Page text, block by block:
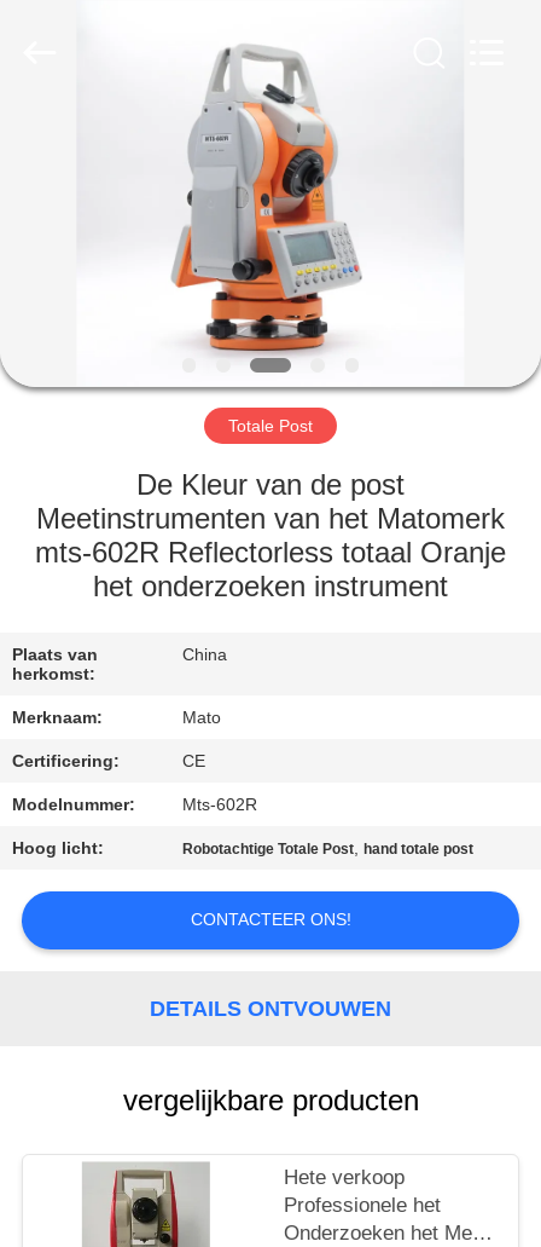
PRODUCTEN
ONGEVEER
FABRIEKSREIS
KWALITEITSCONTROLE
CONTACTEER
VERZOEK
OM EEN
SITEMAP
PRIVACY
POLICY
Totale Post
De Kleur van de post
Meetinstrumenten van het Matomerk
mts-602R Reflectorless totaal Oranje
het onderzoeken instrument
Plaats van
herkomst:
China
Merknaam: Mato
Certificering: CE
Modelnummer: Mts-602R
Hoog licht: Robotachtige Totale Post,hand totale post
CONTACTEER ONS!
DETAILS ONTVOUWEN
vergelijkbare producten
Hete verkoop
Professionele het
Onderzoeken het Merk